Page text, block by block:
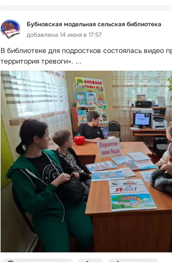
Бубновская модельная сельская библиотека
добавлена 14 июня в 17:57
В библиотеке для подростков состоялась видео
территория тревоги». ...